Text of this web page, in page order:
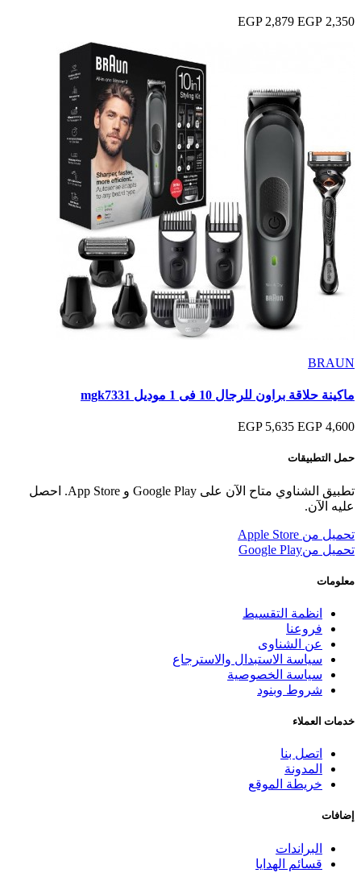
2,350 EGP
2,879 EGP
BRAUN
ماكينة حلاقة براون للرجال 10 فى 1 موديل mgk7331
4,600 EGP
5,635 EGP
حمل التطبيقات
تطبيق الشناوي متاح الآن على Google Play و App Store. احصل
عليه الآن.
تحميل من Apple Store
تحميل منGoogle Play
معلومات
انظمة التقسيط
فروعنا
عن الشناوى
سياسة الاستبدال والاسترجاع
سياسة الخصوصية
شروط وبنود
خدمات العملاء
اتصل بنا
المدونة
خريطة الموقع
إضافات
البراندات
قسائم الهدايا